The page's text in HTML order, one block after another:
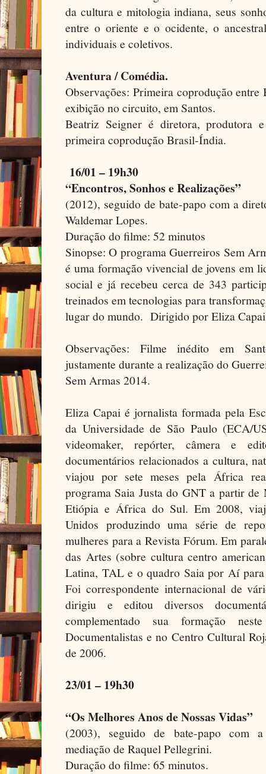
da cultura e mitologia indiana, seus
entre o oriente e o ocidente, o
individuais e coletivos.
Aventura / Comédia.
Observações: Primeira coprodução
exibição no circuito, em Santos.
Beatriz Seigner é diretora, produtora
primeira coprodução Brasil-Índia.
16/01 – 19h30
“Encontros, Sonhos e Realizações”
(2012), seguido de bate-papo com a
Waldemar Lopes.
Duração do filme: 52 minutos
Sinopse: O programa Guerreiros Sem
é uma formação vivencial de jovens em
social e já recebeu cerca de 343
treinados em tecnologias para
lugar do mundo. Dirigido por Eliza
Observações: Filme inédito em
justamente durante a realização do
Sem Armas 2014.
Eliza Capai é jornalista formada pela
da Universidade de São Paulo (ECA/
videomaker, repórter, câmera e
documentários relacionados a cultura,
viajou por sete meses pela África
programa Saia Justa do GNT a partir
Etiópia e África do Sul. Em 2008,
Unidos produzindo uma série de
mulheres para a Revista Fórum. Em
das Artes (sobre cultura centro
Latina, TAL e o quadro Saia por Aí
Foi correspondente internacional de
dirigiu e editou diversos
complementado sua formação
Documentalistas e no Centro Cultural
de 2006.
23/01 – 19h30
“Os Melhores Anos de Nossas Vidas”
(2003), seguido de bate-papo com
mediação de Raquel Pellegrini.
Duração do filme: 65 minutos.